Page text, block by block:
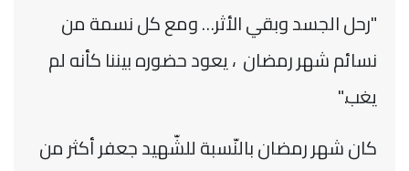
"رحل الجسد وبقي الأثر… ومع كل نسمة من
نسائم شهر رمضان ، يعود حضوره بيننا كأنه لم
يغب."
كان شهر رمضان بالنّسبة للشّهيد جعفر أكثر من